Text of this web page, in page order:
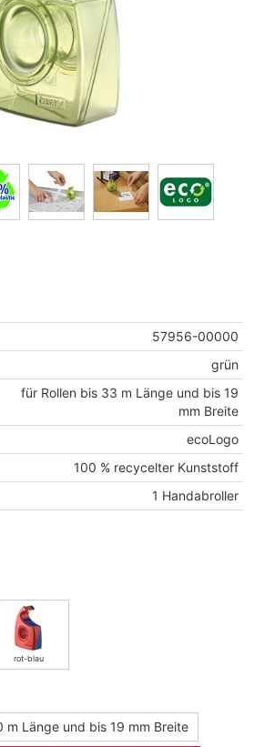
57956-00000
grün
für Rollen bis 33 m Länge und bis 19
mm Breite
ecoLogo
100 % recycelter Kunststoff
1 Handabroller
rot-blau
m Länge und bis 19 mm Breite